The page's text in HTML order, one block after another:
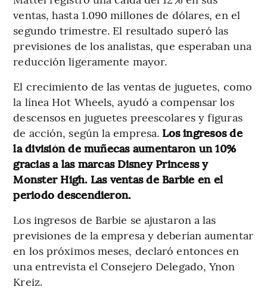
ventas, hasta 1.090 millones de dólares, en el
segundo trimestre. El resultado superó las
previsiones de los analistas, que esperaban una
reducción ligeramente mayor.
El crecimiento de las ventas de juguetes, como
la línea Hot Wheels, ayudó a compensar los
descensos en juguetes preescolares y figuras
de acción, según la empresa. Los ingresos de
la división de muñecas aumentaron un 10%
gracias a las marcas Disney Princess y
Monster High. Las ventas de Barbie en el
periodo descendieron.
Los ingresos de Barbie se ajustaron a las
previsiones de la empresa y deberían aumentar
en los próximos meses, declaró entonces en
una entrevista el Consejero Delegado, Ynon
Kreiz.